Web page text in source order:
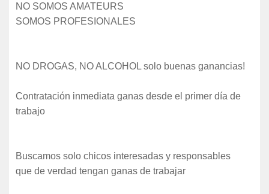
NO SOMOS AMATEURS
SOMOS PROFESIONALES
NO DROGAS, NO ALCOHOL solo buenas ganancias!
Contratación inmediata ganas desde el primer día de
trabajo
Buscamos solo chicos interesadas y responsables
que de verdad tengan ganas de trabajar